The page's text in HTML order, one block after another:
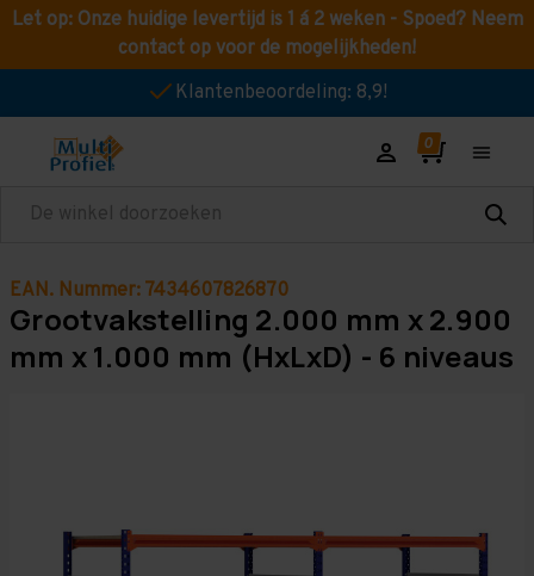
Let op: Onze huidige levertijd is 1 á 2 weken - Spoed? Neem
contact op voor de mogelijkheden!
Klantenbeoordeling: 8,9!
Zoeken
EAN. Nummer: 7434607826870
Grootvakstelling 2.000 mm x 2.900
mm x 1.000 mm (HxLxD) - 6 niveaus